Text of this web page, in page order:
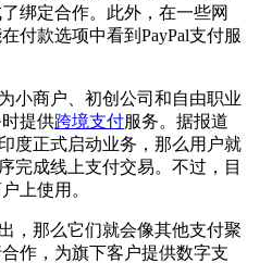
绑定合作。此外，在一些网
付款选项中看到PayPal支付服
商户、初创公司和自由职业
提供跨境支付服务。据报道
度正式启动业务，那么用户就
完成线上支付交易。不过，目
上使用。
那么它们就会像其他支付聚
作，为旗下客户提供数字支